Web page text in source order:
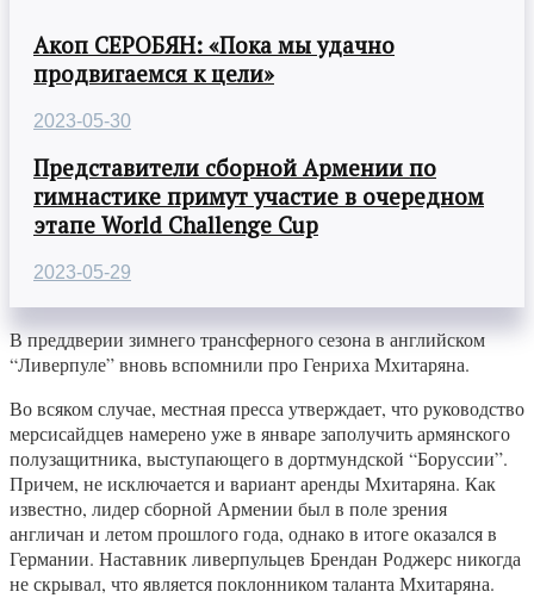
Акоп СЕРОБЯН: «Пока мы удачно
продвигаемся к цели»
2023-05-30
Представители сборной Армении по
гимнастике примут участие в очередном
этапе World Challenge Cup
2023-05-29
В преддверии зимнего трансферного сезона в английском
“Ливерпуле” вновь вспомнили про Генриха Мхитаряна.
Во всяком случае, местная пресса утверждает, что руководство
мерсисайдцев намерено уже в январе заполучить армянского
полузащитника, выступающего в дортмундской “Боруссии”.
Причем, не исключается и вариант аренды Мхитаряна. Как
известно, лидер сборной Армении был в поле зрения
англичан и летом прошлого года, однако в итоге оказался в
Германии. Наставник ливерпульцев Брендан Роджерс никогда
не скрывал, что является поклонником таланта Мхитаряна.